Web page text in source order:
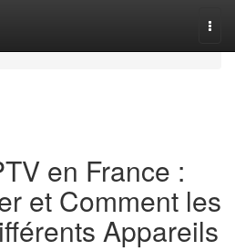
en France :
et Comment les
Appareils